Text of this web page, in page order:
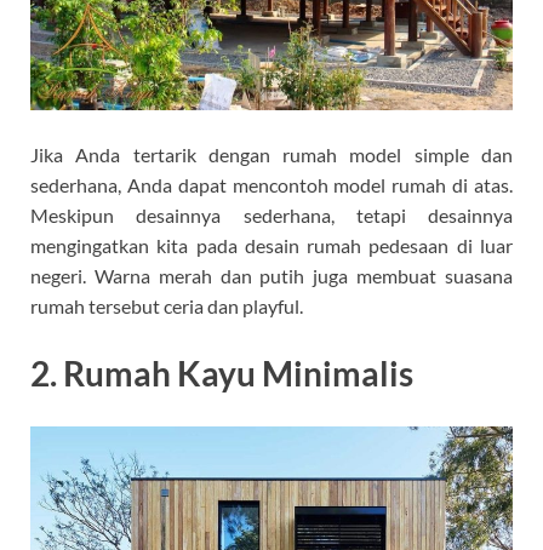
Jika Anda tertarik dengan rumah model simple dan
sederhana, Anda dapat mencontoh model rumah di atas.
Meskipun desainnya sederhana, tetapi desainnya
mengingatkan kita pada desain rumah pedesaan di luar
negeri. Warna merah dan putih juga membuat suasana
rumah tersebut ceria dan playful.
2. Rumah Kayu Minimalis